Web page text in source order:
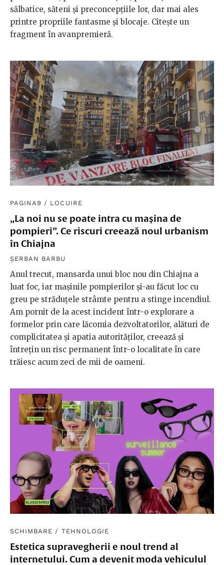
sălbatice, săteni și preconcepțiile lor, dar mai ales
printre propriile fantasme și blocaje. Citește un
fragment în avanpremieră.
PAGINA9 / LOCUIRE
„La noi nu se poate intra cu mașina de
pompieri”. Ce riscuri creează noul urbanism
în Chiajna
ȘERBAN BARBU
Anul trecut, mansarda unui bloc nou din Chiajna a
luat foc, iar mașinile pompierilor și-au făcut loc cu
greu pe străduțele strâmte pentru a stinge incendiul.
Am pornit de la acest incident într-o explorare a
formelor prin care lăcomia dezvoltatorilor, alături de
complicitatea și apatia autorităților, creează și
întrețin un risc permanent într-o localitate în care
trăiesc acum zeci de mii de oameni.
SCHIMBARE / TEHNOLOGIE
Estetica supravegherii e noul trend al
internetului. Cum a devenit moda vehiculul